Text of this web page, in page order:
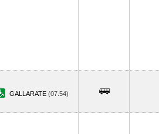
GALLARATE (07.54)